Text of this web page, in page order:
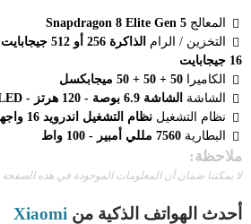
المعالج Snapdragon 8 Elite Gen 5
التخزين / الرام
16 جيجابايت
الكاميرا
50 + 50 + 50 ميجابكسل
الشاشة الشاشة 6.9 بوصة - 120 هرتز - LTPO AMOLED
نظام التشغيل نظام التشغيل اندرويد 16 واجهة المستخدم HyperOS 3
البطارية 7560 مللي أمبير - 100 واط
ملاحظة:
لا يمكننا ضمان أن المعلومات الموجودة في هذه الصفحة
أحدث الهواتف الذكية من Xiaomi